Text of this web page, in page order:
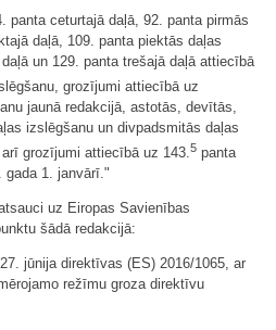
panta ceturtajā daļā, 92. panta pirmās
daļā, 109. panta piektās daļas
un 129. panta trešajā daļā attiecībā
grozījumi attiecībā uz
jaunā redakcijā, astotās, devītās,
izslēgšanu un divpadsmitās daļas
grozījumi attiecībā uz 143.5 panta
gada 1. janvārī."
uz Eiropas Savienības
šādā redakcijā:
jūnija direktīvas (ES) 2016/1065, ar
režīmu groza direktīvu